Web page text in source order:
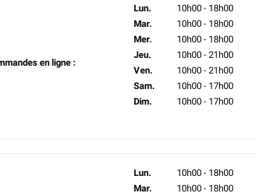
en ligne :
Lun.
10h00 - 18h00
Mar.
10h00 - 18h00
Mer.
10h00 - 18h00
Jeu.
10h00 - 21h00
Ven.
10h00 - 21h00
Sam.
10h00 - 17h00
Dim.
10h00 - 17h00
Lun.
10h00 - 18h00
Mar.
10h00 - 18h00